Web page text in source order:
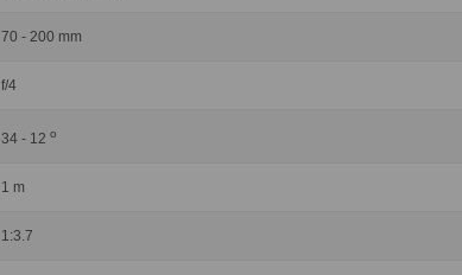
70 - 200 mm
f/4
34 - 12 o
1 m
1:3.7